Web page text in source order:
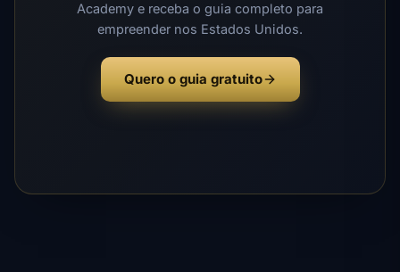
Academy e receba o guia completo para
empreender nos Estados Unidos.
Quero o guia gratuito